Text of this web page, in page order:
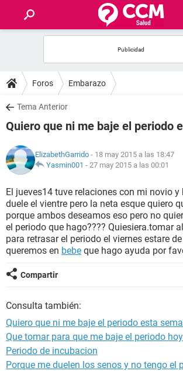
FOROS
SALUD
FAMILIA
NUTRICIÓN
BIENESTAR
SEXUALIDAD
GLOSARIO
Foros Embarazo
Tema Anterior
Quiero que ni me baje el periodo
ElizabethGarrido - 18 may 2015 a las 18:47
Yasmin001 - 27 may 2015 a las 00:01
El jueves14 tuve relaciones con mi novio
duele el vientre pero la neta esque quiero
porque ambos deseamos eso pero no
el periodo que hago???? Quiesiera.tomar
para retrasar el periodo el viernes estare
queremos en bebe que hago ayuda por
Compartir
Consulta también:
Quiero que ni me baje el periodo esta
Que tomar para que me baje el periodo
Periodo de incubacion
Porque me duelen los senos y no tengo el